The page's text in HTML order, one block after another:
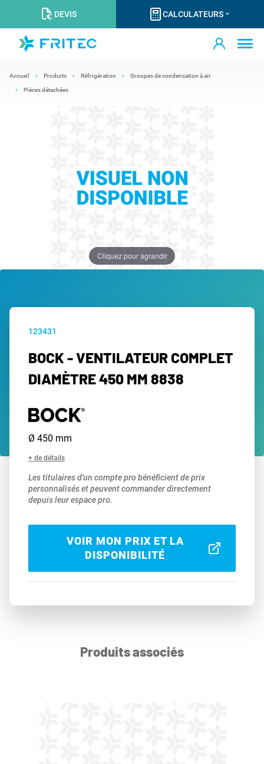
DEVIS CALCULATEURS
Accueil Produits Réfrigération Groupes de condensation à air
Pièces détachées
Cliquez pour agrandir
123431
BOCK - VENTILATEUR COMPLET
DIAMÈTRE 450 MM 8838
Ø 450 mm
+ de détails
Les titulaires d'un compte pro bénéficient de prix
personnalisés et peuvent commander directement
depuis leur espace pro.
VOIR MON PRIX ET LA
DISPONIBILITÉ
Produits associés